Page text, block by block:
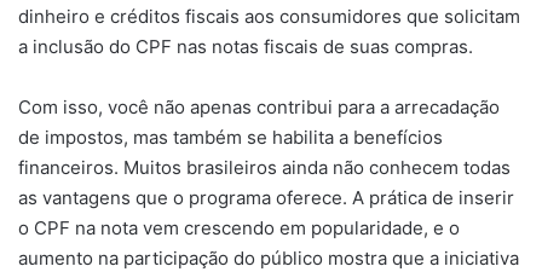
dinheiro e créditos fiscais aos consumidores que solicitam
a inclusão do CPF nas notas fiscais de suas compras.
Com isso, você não apenas contribui para a arrecadação
de impostos, mas também se habilita a benefícios
financeiros. Muitos brasileiros ainda não conhecem todas
as vantagens que o programa oferece. A prática de inserir
o CPF na nota vem crescendo em popularidade, e o
aumento na participação do público mostra que a iniciativa